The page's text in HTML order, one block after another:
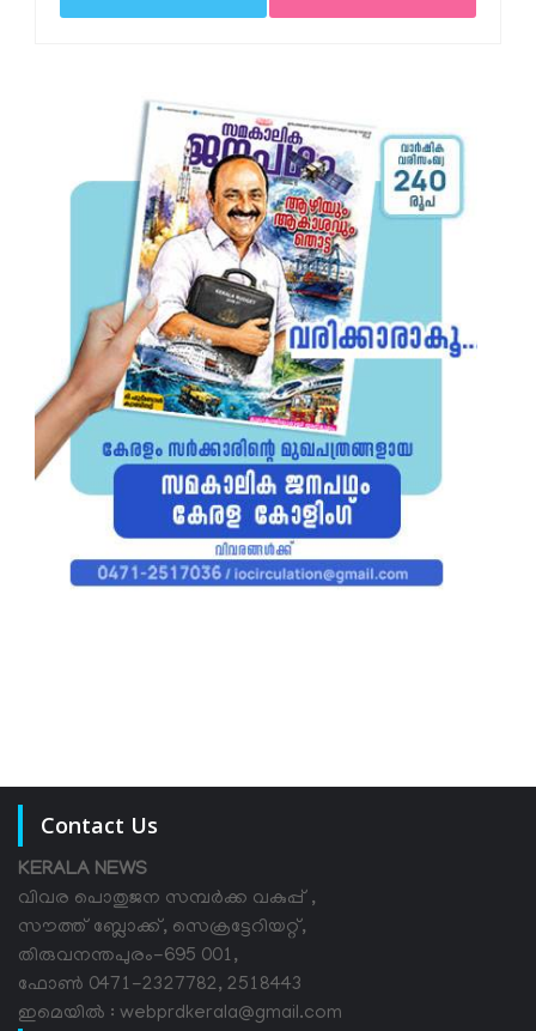
Contact Us
KERALA NEWS
വിവര പൊതുജന സമ്പര്‍ക്ക വകുപ്പ് ,
സൗത്ത് ബ്ലോക്ക്, സെക്രട്ടേറിയറ്റ്,
തിരുവനന്തപുരം-695 001,
ഫോൺ 0471-2327782, 2518443
ഇമെയിൽ : webprdkerala@gmail.com